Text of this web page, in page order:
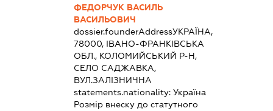
ФЕДОРЧУК ВАСИЛЬ
ВАСИЛЬОВИЧ
dossier.founderAddressУКРАЇНА,
78000, ІВАНО-ФРАНКІВСЬКА
ОБЛ., КОЛОМИЙСЬКИЙ Р-Н,
СЕЛО САДЖАВКА,
ВУЛ.ЗАЛІЗНИЧНА
statements.nationality: Україна
Розмір внеску до статутного